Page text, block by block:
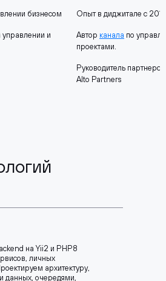
бизнесом
и
Опыт в диджитале с
Автор канала по
проектами.
Руководитель
Alto Partners
на Yii2 и PHP8
личных
архитектуру,
данных, очередями,